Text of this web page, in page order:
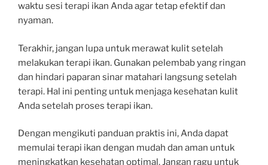
waktu sesi terapi ikan Anda agar tetap efektif dan
nyaman.
Terakhir, jangan lupa untuk merawat kulit setelah
melakukan terapi ikan. Gunakan pelembab yang ringan
dan hindari paparan sinar matahari langsung setelah
terapi. Hal ini penting untuk menjaga kesehatan kulit
Anda setelah proses terapi ikan.
Dengan mengikuti panduan praktis ini, Anda dapat
memulai terapi ikan dengan mudah dan aman untuk
meningkatkan kesehatan optimal. Jangan ragu untuk